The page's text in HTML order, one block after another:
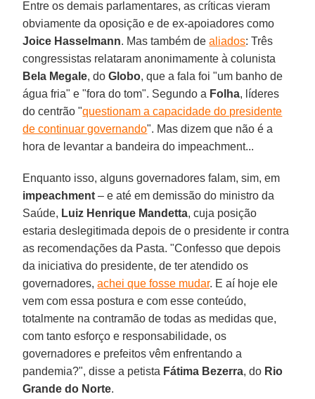
Entre os demais parlamentares, as críticas vieram
obviamente da oposição e de ex-apoiadores como
Joice Hasselmann. Mas também dealiados: Três
congressistas relataram anonimamente à colunista
Bela Megale, doGlobo, que a fala foi "um banho de
água fria" e "fora do tom". Segundo a Folha, líderes
do centrão "questionam a capacidade do presidente
de continuar governando". Mas dizem que não é a
hora de levantar a bandeira do impeachment...
Enquanto isso, alguns governadores falam, sim, em
impeachment – e até em demissão do ministro da
Saúde, Luiz Henrique Mandetta, cuja posição
estaria deslegitimada depois de o presidente ir contra
as recomendações da Pasta. "Confesso que depois
da iniciativa do presidente, de ter atendido os
governadores,achei que fosse mudar. E aí hoje ele
vem com essa postura e com esse conteúdo,
totalmente na contramão de todas as medidas que,
com tanto esforço e responsabilidade, os
governadores e prefeitos vêm enfrentando a
pandemia?", disse a petista Fátima Bezerra, do Rio
Grande do Norte.